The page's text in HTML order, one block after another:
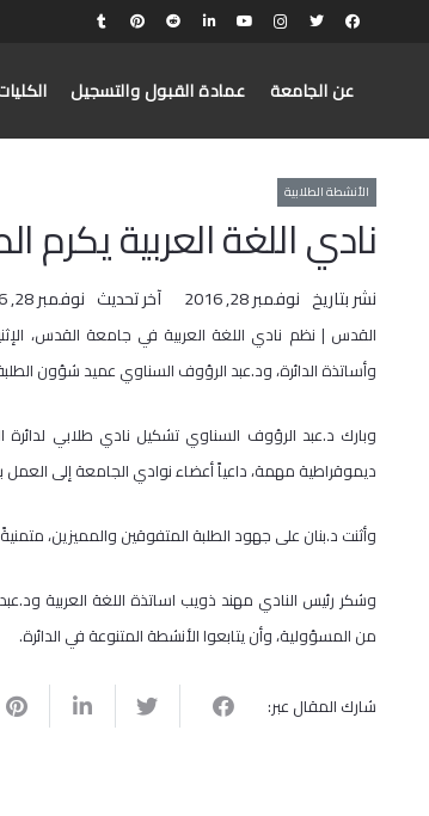
عن الجامعة عمادة القبول والتسجيل
الأنشطة الطلابية
نادي اللغة العربية يكرم
نشر بتاريخ نوفمبر 28, 2016 آخر تحديث نوفمبر 28, 2016
القدس | نظم نادي اللغة العربية في جامعة القدس،
وأساتذة الدائرة، ود.عبد الرؤوف السناوي عميد شؤون
وبارك د.عبد الرؤوف السناوي تشكيل نادي طلابي لدائرة
ديموقراطية مهمة، داعياً أعضاء نوادي الجامعة إلى العمل
وأثنت د.بنان على جهود الطلبة المتفوقين والمميزين،
وشكر رئيس النادي مهند ذويب اساتذة اللغة العربية
من المسؤولية، وأن يتابعوا الأنشطة المتنوعة في الدائرة.
شارك المقال عبر: